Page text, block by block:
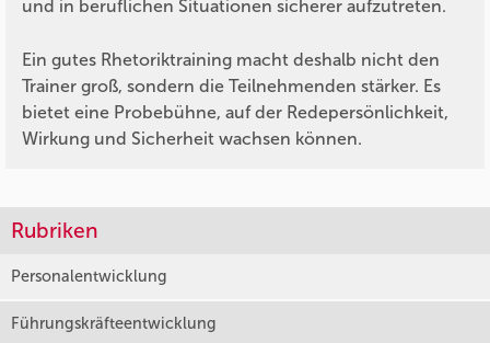
und in beruflichen Situationen sicherer aufzutreten.
Ein gutes Rhetoriktraining macht deshalb nicht den
Trainer groß, sondern die Teilnehmenden stärker. Es
bietet eine Probebühne, auf der Redepersönlichkeit,
Wirkung und Sicherheit wachsen können.
Rubriken
Personalentwicklung
Führungskräfteentwicklung